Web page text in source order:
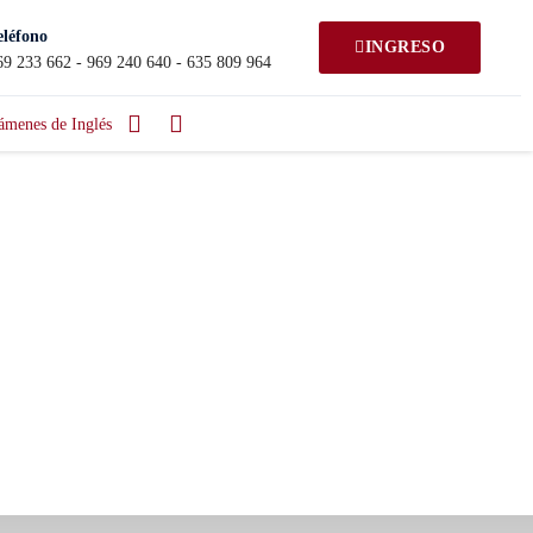
233 662 - 969 240 640 - 635 809 964
INGRESO
de Inglés